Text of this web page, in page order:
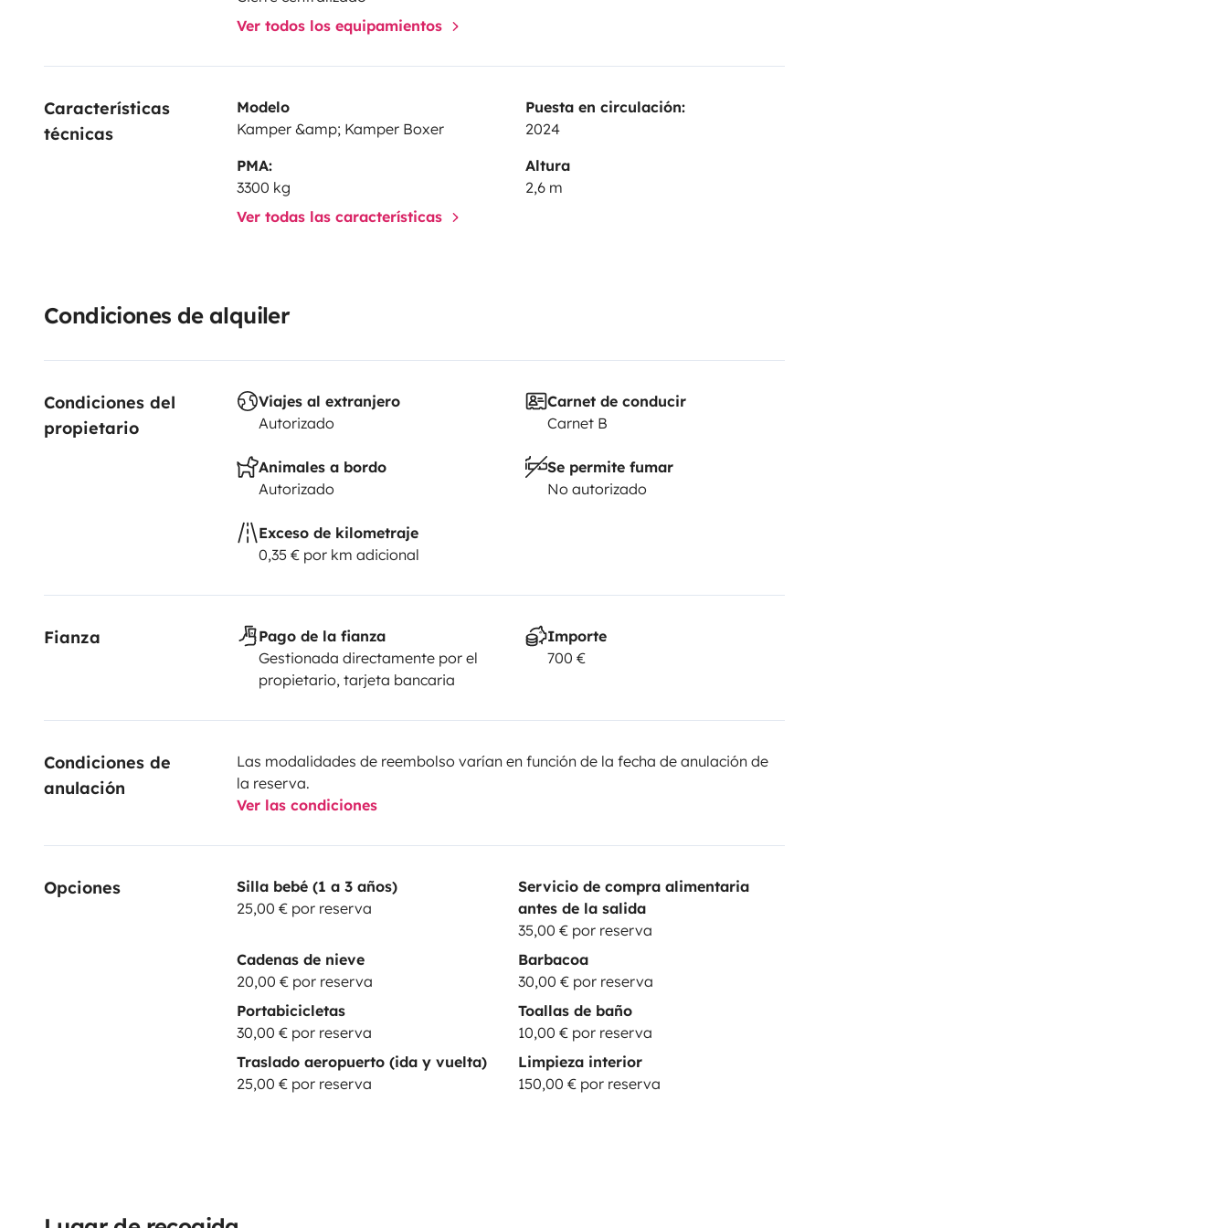
Ver todos los equipamientos
Características
técnicas
Modelo
Kamper &amp; Kamper Boxer
Puesta en circulación:
2024
PMA:
3300 kg
Altura
2,6 m
Ver todas las características
Condiciones de alquiler
Condiciones del
propietario
Viajes al extranjero
Autorizado
Carnet de conducir
Carnet B
Animales a bordo
Autorizado
Se permite fumar
No autorizado
Exceso de kilometraje
0,35 € por km adicional
Fianza
Pago de la fianza
Gestionada directamente por el
propietario, tarjeta bancaria
Importe
700 €
Condiciones de
anulación
Las modalidades de reembolso varían en función de la fecha de anulación de
la reserva.
Ver las condiciones
Opciones
Silla bebé (1 a 3 años)
25,00 € por reserva
Servicio de compra alimentaria
antes de la salida
35,00 € por reserva
Cadenas de nieve
20,00 € por reserva
Barbacoa
30,00 € por reserva
Portabicicletas
30,00 € por reserva
Toallas de baño
10,00 € por reserva
Traslado aeropuerto (ida y vuelta)
25,00 € por reserva
Limpieza interior
150,00 € por reserva